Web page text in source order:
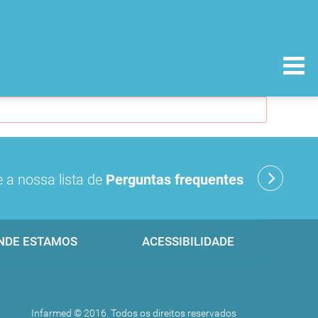
a nossa lista de Perguntas frequentes
ESTAMOS ACESSIBILIDADE
Infarmed © 2016. Todos os direitos reservados